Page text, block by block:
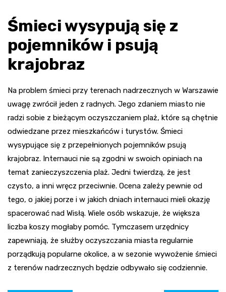
Śmieci wysypują się z
pojemników i psują
krajobraz
Na problem śmieci przy terenach nadrzecznych w Warszawie
uwagę zwrócił jeden z radnych. Jego zdaniem miasto nie
radzi sobie z bieżącym oczyszczaniem plaż, które są chętnie
odwiedzane przez mieszkańców i turystów. Śmieci
wysypujące się z przepełnionych pojemników psują
krajobraz. Internauci nie są zgodni w swoich opiniach na
temat zanieczyszczenia plaż. Jedni twierdzą, że jest
czysto, a inni wręcz przeciwnie. Ocena zależy pewnie od
tego, o jakiej porze i w jakich dniach internauci mieli okazję
spacerować nad Wisłą. Wiele osób wskazuje, że większa
liczba koszy mogłaby pomóc. Tymczasem urzędnicy
zapewniają, że służby oczyszczania miasta regularnie
porządkują popularne okolice, a w sezonie wywożenie śmieci
z terenów nadrzecznych będzie odbywało się codziennie.